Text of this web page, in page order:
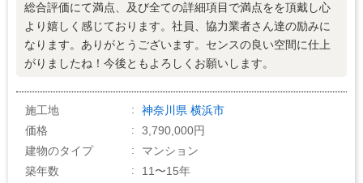
総合評価にて満点、及び全ての詳細項目で満点をを頂戴し心
より嬉しく感じております。社員、協力業者さん達の励みに
なります。ありがとうございます。センスの良い空間に仕上
がりましたね！今後ともよろしくお願いします。
施工地 神奈川県 横浜市
価格
3,790,000円
建物のタイプ
マンション
築年数
11〜15年